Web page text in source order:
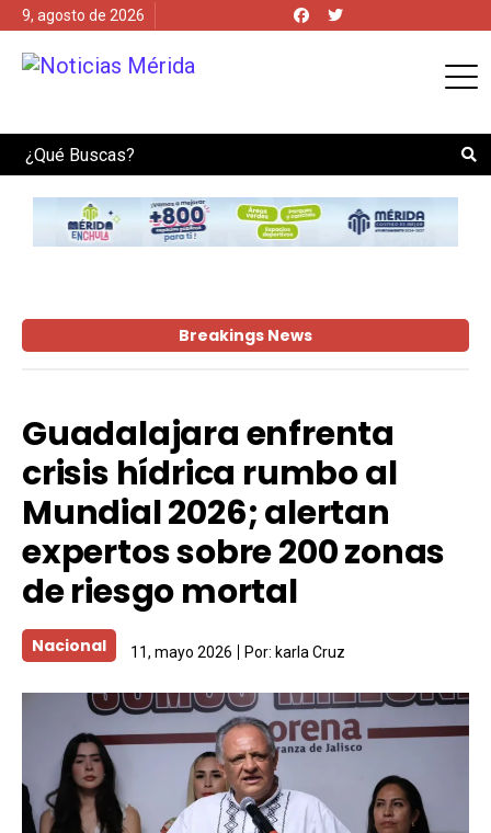
9, agosto de 2026
Search
Breakings News
Guadalajara enfrenta
crisis hídrica rumbo al
Mundial 2026; alertan
expertos sobre 200 zonas
de riesgo mortal
Nacional 11, mayo 2026 Por: karla Cruz